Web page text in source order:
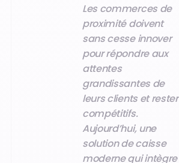
Les commerces de
proximité doivent
sans cesse innover
pour répondre aux
attentes
grandissantes de
leurs clients et rester
compétitifs.
Aujourd’hui, une
solution de caisse
moderne qui intègre